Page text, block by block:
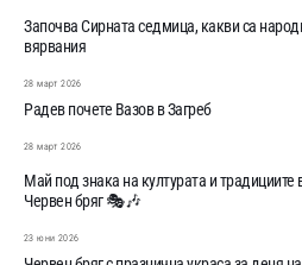
Започва Сирната седмица, какви са
вярвания
28 март 2026
Радев почете Вазов в Загреб
28 март 2026
Май под знака на културата и
Червен бряг 🎭🎶
23 юни 2026